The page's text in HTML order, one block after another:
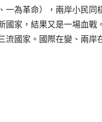
一為革命），兩岸小民
國家，結果又是一場血
流國家。國際在變、兩